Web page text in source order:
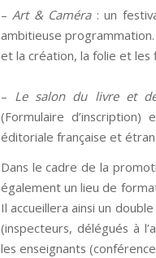
– Art & Caméra: un
ambitieuse
et la création, la folie et les
– Le salon du livre et
(Formulaire
éditoriale française et
Dans le cadre de la
également un lieu de
Il accueillera ainsi un
(inspecteurs, délégués à
les enseignants